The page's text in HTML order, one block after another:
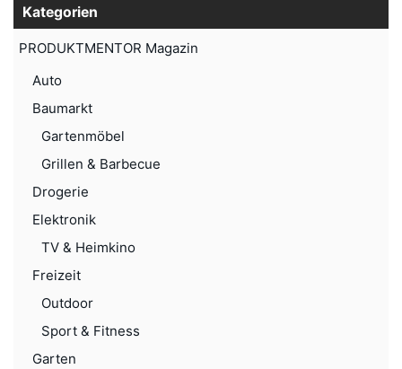
Kategorien
PRODUKTMENTOR Magazin
Auto
Baumarkt
Gartenmöbel
Grillen & Barbecue
Drogerie
Elektronik
TV & Heimkino
Freizeit
Outdoor
Sport & Fitness
Garten